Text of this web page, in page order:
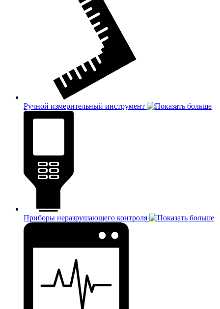
Ручной измерительный инструмент
Приборы неразрушающего контроля